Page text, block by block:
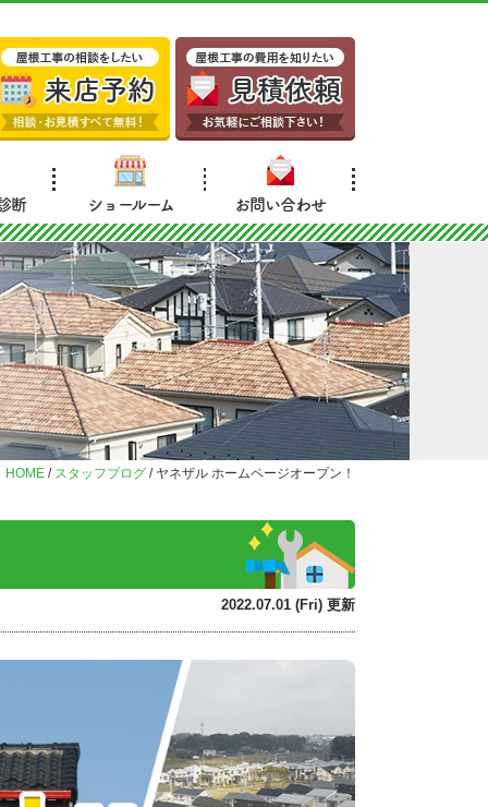
断 ショールーム お問い合わせ
HOME / スタッフブログ / ヤネザル ホームページオープン！
2022.07.01 (Fri) 更新